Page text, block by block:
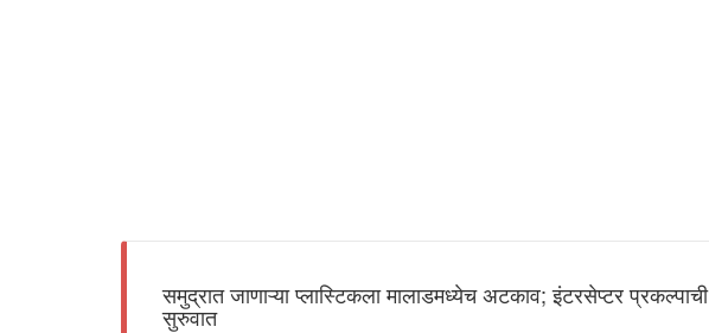
समुद्रात जाणाऱ्या प्लास्टिकला मालाडमध्येच अटकाव; इंटरसेप्टर प्रकल्पाची
सुरुवात